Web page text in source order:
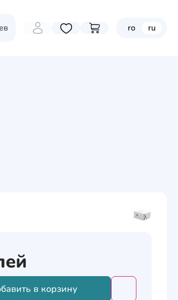
Избранные товары
Перейти в корзину
ro ru
в корзину